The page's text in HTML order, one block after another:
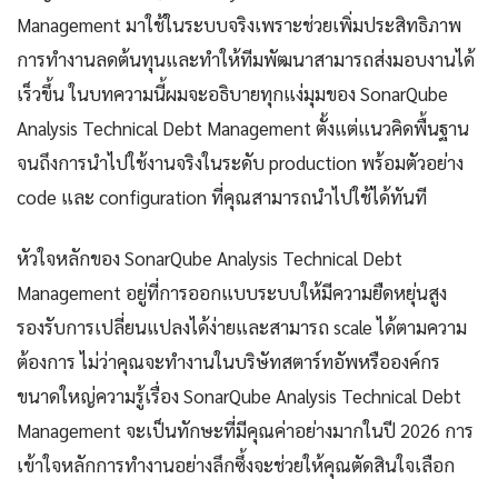
Management มาใช้ในระบบจริงเพราะช่วยเพิ่มประสิทธิภาพ
การทำงานลดต้นทุนและทำให้ทีมพัฒนาสามารถส่งมอบงานได้
เร็วขึ้น ในบทความนี้ผมจะอธิบายทุกแง่มุมของ SonarQube
Analysis Technical Debt Management ตั้งแต่แนวคิดพื้นฐาน
จนถึงการนำไปใช้งานจริงในระดับ production พร้อมตัวอย่าง
code และ configuration ที่คุณสามารถนำไปใช้ได้ทันที
หัวใจหลักของ SonarQube Analysis Technical Debt
Management อยู่ที่การออกแบบระบบให้มีความยืดหยุ่นสูง
รองรับการเปลี่ยนแปลงได้ง่ายและสามารถ scale ได้ตามความ
ต้องการ ไม่ว่าคุณจะทำงานในบริษัทสตาร์ทอัพหรือองค์กร
ขนาดใหญ่ความรู้เรื่อง SonarQube Analysis Technical Debt
Management จะเป็นทักษะที่มีคุณค่าอย่างมากในปี 2026 การ
เข้าใจหลักการทำงานอย่างลึกซึ้งจะช่วยให้คุณตัดสินใจเลือก